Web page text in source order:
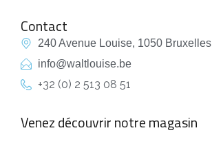
Contact
240 Avenue Louise, 1050 Bruxelles
info@waltlouise.be
+32 (0) 2 513 08 51
Venez découvrir notre magasin